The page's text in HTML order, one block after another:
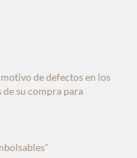
de defectos en los
de su compra para